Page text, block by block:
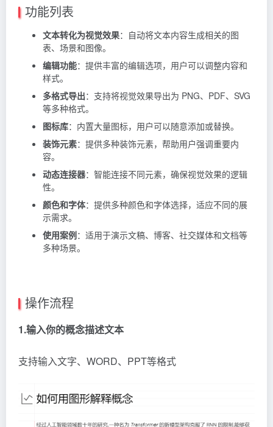
功能列表
文本转化为视觉效果：自动将文本内容生成相关的图
表、场景和图像。
编辑功能：提供丰富的编辑选项，用户可以调整内容和
样式。
多格式导出：支持将视觉效果导出为 PNG、PDF、SVG
等多种格式。
图标库：内置大量图标，用户可以随意添加或替换。
装饰元素：提供多种装饰元素，帮助用户强调重要内
容。
动态连接器：智能连接不同元素，确保视觉效果的逻辑
性。
颜色和字体：提供多种颜色和字体选择，适应不同的展
示需求。
使用案例：适用于演示文稿、博客、社交媒体和文档等
多种场景。
操作流程
1.输入你的概念描述文本
支持输入文字、WORD、PPT等格式